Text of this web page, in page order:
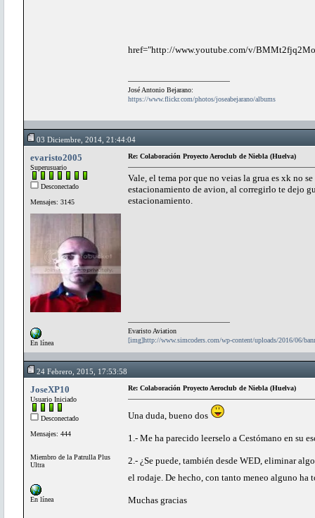
href="http://www.youtube.com/v/
José Antonio Bejarano:
https://www.flickr.com/photos/joseabejarano/albums
03 Diciembre, 2014, 21:44:04
evaristo2005
Superusuario
Desconectado
Mensajes: 3145
En línea
Re: Colaboración Proyecto Aeroclub de Niebla (Huelva)
Vale, el tema por que no veias la grua es xk no
estacionamiento de avion, al corregirlo te dejo
estacionamiento.
Evaristo Aviation
[img]http://www.simcoders.com/wp-content/uploads/2016/06/
24 Febrero, 2015, 17:53:58
JoseXP10
Usuario Iniciado
Desconectado
Mensajes: 444
Miembro de la Patrulla Plus
Ultra
En línea
Re: Colaboración Proyecto Aeroclub de Niebla (Huelva)
Una duda, bueno dos
1.- Me ha parecido leerselo a Cestómano en su
2.- ¿Se puede, también desde WED, eliminar
el rodaje. De hecho, con tanto meneo alguno
Muchas gracias